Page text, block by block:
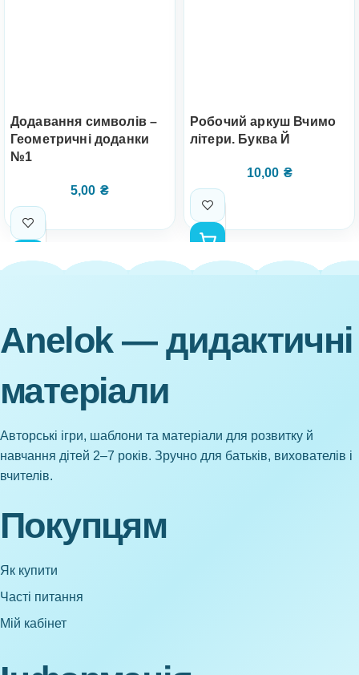
Додавання символів –
Геометричні доданки
№1
5,00 ₴
Робочий аркуш Вчимо
літери. Буква Й
10,00 ₴
Anelok — дидактичні
матеріали
Авторські ігри, шаблони та матеріали для розвитку й
навчання дітей 2–7 років. Зручно для батьків, вихователів і
вчителів.
Покупцям
Як купити
Часті питання
Мій кабінет